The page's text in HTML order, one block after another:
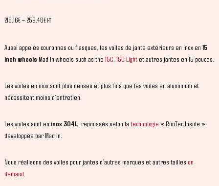
216,16€– 259,46€ HT
Aussi appelés couronnes ou flasques, les voiles de jante extérieurs en inox en 15
inch wheels Mad In wheels such as the 15C 15C Lightet autres jantes en 15 pouces.
Les voiles en inox sont plus denses et plus fins que les voiles en aluminium et
nécessitent moins d’entretien.
Les voiles sont en inox 304L , repoussés selon la technologie « RimTec Inside »
développée par Mad In.
Nous réalisons des voiles pour jantes d’autres marques et autres tailles on
demand